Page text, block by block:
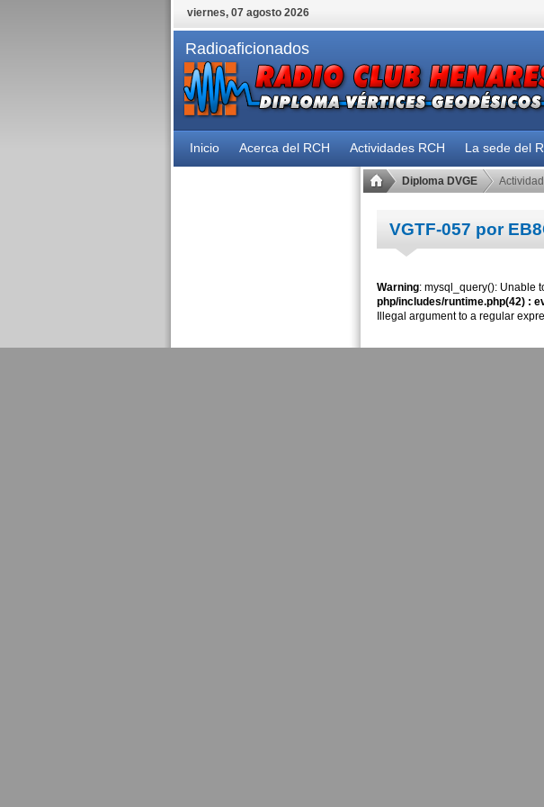
viernes, 07 agosto 2026
Radioaficionados
Inicio Acerca del RCH Actividades RCH La sede del
Diploma DVGE
VGTF-057 por
Warning: mysql_query(): Unable
php/includes/runtime.php(42) :
Illegal argument to a regular